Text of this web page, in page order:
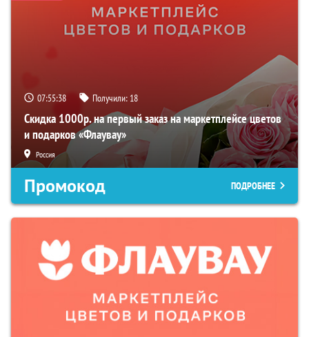
07:55:37 Получили: 18
Скидка 1000р. на первый заказ на маркетплейсе цветов
и подарков «Флаувау»
Россия
Промокод ПОДРОБНЕЕ